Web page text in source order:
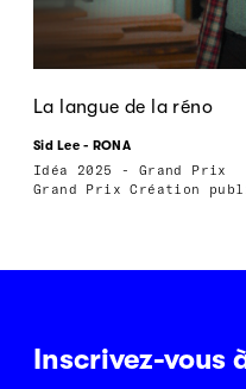
La langue de la réno
Sid Lee - RONA
Idéa 2025 - Grand Prix
Grand Prix Création
Inscrivez-vous